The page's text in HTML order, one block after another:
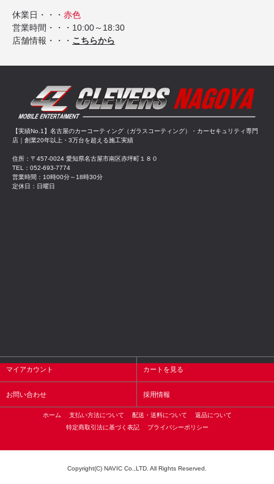
休業日・・・ 赤色
営業時間・・・10:00～18:30
店舗情報・・・ こちらから
【実績No.1】名古屋のカーコーティング（ガラスコーティング）・カーセキュリティ専門
店｜創業20年以上・3万台を超える施工実績
住所：〒457-0024 愛知県名古屋市南区赤坪町１８０
TEL：052-693-7774
営業時間：10時00分～18時30分
定休日：日曜日
マイアカウント カートを見る
お問い合わせ 採用情報
ホーム 支払い方法について 配送・送料について
返品について
特定商取引法に基づく表記
プライバシーポリシー
Copyright(C) NAVIC Co.,LTD. All Rights Reserved.